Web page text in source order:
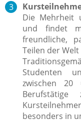
Die Mehrheit
und findet
freundliche,
Teilen der
Studenten
zwischen 20
besonders in